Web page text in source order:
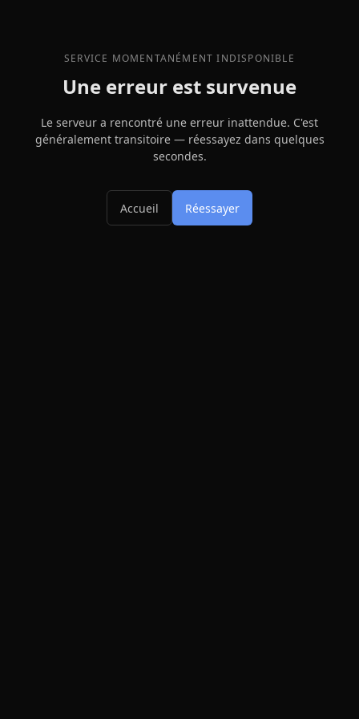
SERVICE MOMENTANÉMENT INDISPONIBLE
Une erreur est survenue
Le serveur a rencontré une erreur inattendue. C'est
généralement transitoire — réessayez dans quelques
secondes.
Accueil Réessayer